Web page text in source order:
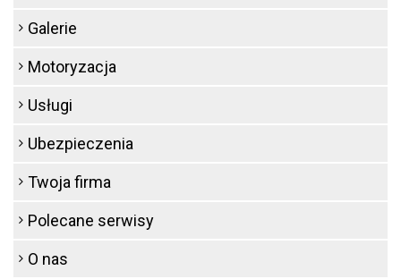
Galerie
Motoryzacja
Usługi
Ubezpieczenia
Twoja firma
Polecane serwisy
O nas